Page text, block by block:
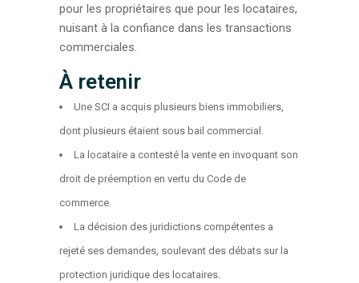
pour les propriétaires que pour les locataires,
nuisant à la confiance dans les transactions
commerciales.
À retenir
Une SCI a acquis plusieurs biens immobiliers,
dont plusieurs étaient sous bail commercial.
La locataire a contesté la vente en invoquant son
droit de préemption en vertu du Code de
commerce.
La décision des juridictions compétentes a
rejeté ses demandes, soulevant des débats sur la
protection juridique des locataires.